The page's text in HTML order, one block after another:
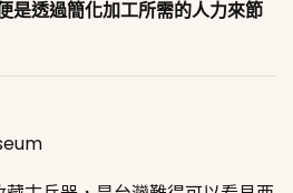
透過簡化加工所需的人力來節